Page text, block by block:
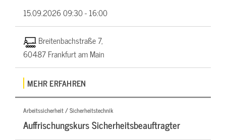
15.09.202609:30 - 16:00
Breitenbachstraße 7,
60487 Frankfurt am Main
MEHR ERFAHREN
Arbeitssicherheit / Sicherheitstechnik
Auffrischungskurs Sicherheitsbeauftragter